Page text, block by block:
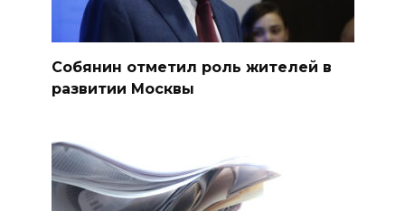
Собянин отметил роль жителей в
развитии Москвы